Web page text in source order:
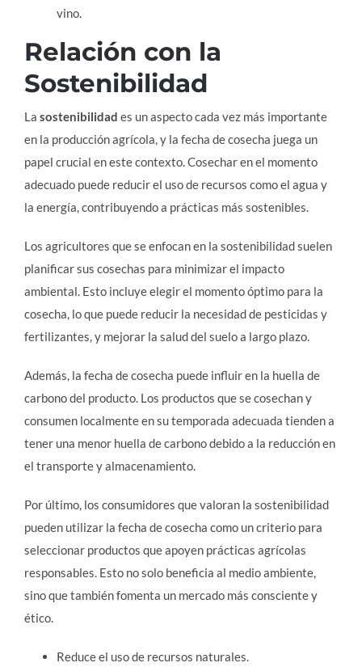
vino.
Relación con la
Sostenibilidad
La sostenibilidad es un aspecto cada vez más importante
en la producción agrícola, y la fecha de cosecha juega un
papel crucial en este contexto. Cosechar en el momento
adecuado puede reducir el uso de recursos como el agua y
la energía, contribuyendo a prácticas más sostenibles.
Los agricultores que se enfocan en la sostenibilidad suelen
planificar sus cosechas para minimizar el impacto
ambiental. Esto incluye elegir el momento óptimo para la
cosecha, lo que puede reducir la necesidad de pesticidas y
fertilizantes, y mejorar la salud del suelo a largo plazo.
Además, la fecha de cosecha puede influir en la huella de
carbono del producto. Los productos que se cosechan y
consumen localmente en su temporada adecuada tienden a
tener una menor huella de carbono debido a la reducción en
el transporte y almacenamiento.
Por último, los consumidores que valoran la sostenibilidad
pueden utilizar la fecha de cosecha como un criterio para
seleccionar productos que apoyen prácticas agrícolas
responsables. Esto no solo beneficia al medio ambiente,
sino que también fomenta un mercado más consciente y
ético.
Reduce el uso de recursos naturales.